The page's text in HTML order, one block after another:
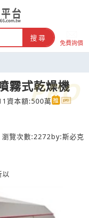
平台搜尋
免費詢價
霧式乾燥機
資本額:500萬
瀏覽次數:2272by:斯必克